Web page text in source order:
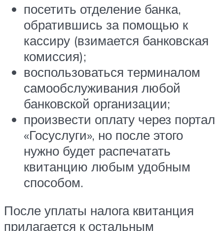
посетить отделение банка,
обратившись за помощью к
кассиру (взимается банковская
комиссия);
воспользоваться терминалом
самообслуживания любой
банковской организации;
произвести оплату через портал
«Госуслуги», но после этого
нужно будет распечатать
квитанцию любым удобным
способом.
После уплаты налога квитанция
прилагается к остальным